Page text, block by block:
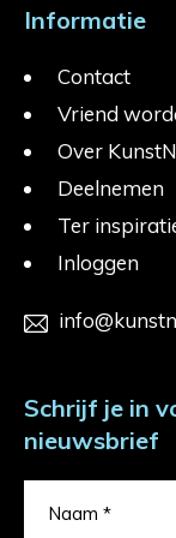
Informatie
Contact
Vriend
Over
Deelnemen
Ter
Inloggen
Schrijf je in
nieuwsbrief